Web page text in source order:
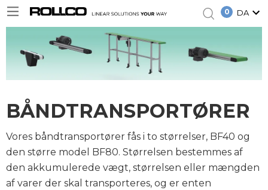
0 DA
BÅNDTRANSPORTØRER
Vores båndtransportører fås i to størrelser, BF40 og
den større model BF80. Størrelsen bestemmes af
den akkumulerede vægt, størrelsen eller mængden
af varer der skal transporteres, og er enten